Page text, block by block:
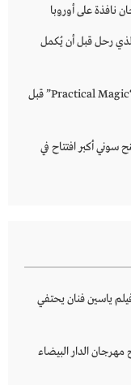
رحل قبل أن يُكمل
ساندرا بولوك ونيكول كيدمان تفاجئان جمهور “Practical Magic” قبل
سوني أكبر افتتاح في
ياسين فنان يحتفي
مهرجان الدار البيضاء